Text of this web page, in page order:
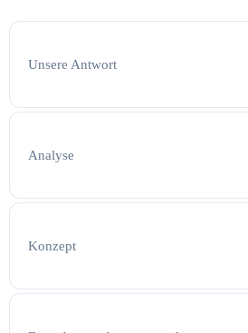
Unsere Antwort
Analyse
Konzept